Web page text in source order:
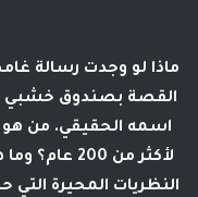
ماذا لو وجدت رسالة
القصة بصندوق خشبي
اسمه الحقيقي. من هو
لأكثر من
النظريات المحيرة